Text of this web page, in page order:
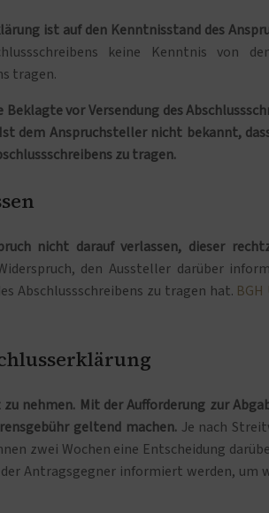
ist auf den Kenntnisstand des
keine Kenntnis von
tragen.
vor Versendung des
dem Anspruchsteller nicht bekannt,
zu tragen.
nicht darauf verlassen, dieser
den Aussteller darüber
Abschlussschreibens zu tragen hat.
nehmen. Mit der Aufforderung zur
geltend machen.Je nach
zwei Wochen eine Entscheidung
Antragsgegner informiert werden, um